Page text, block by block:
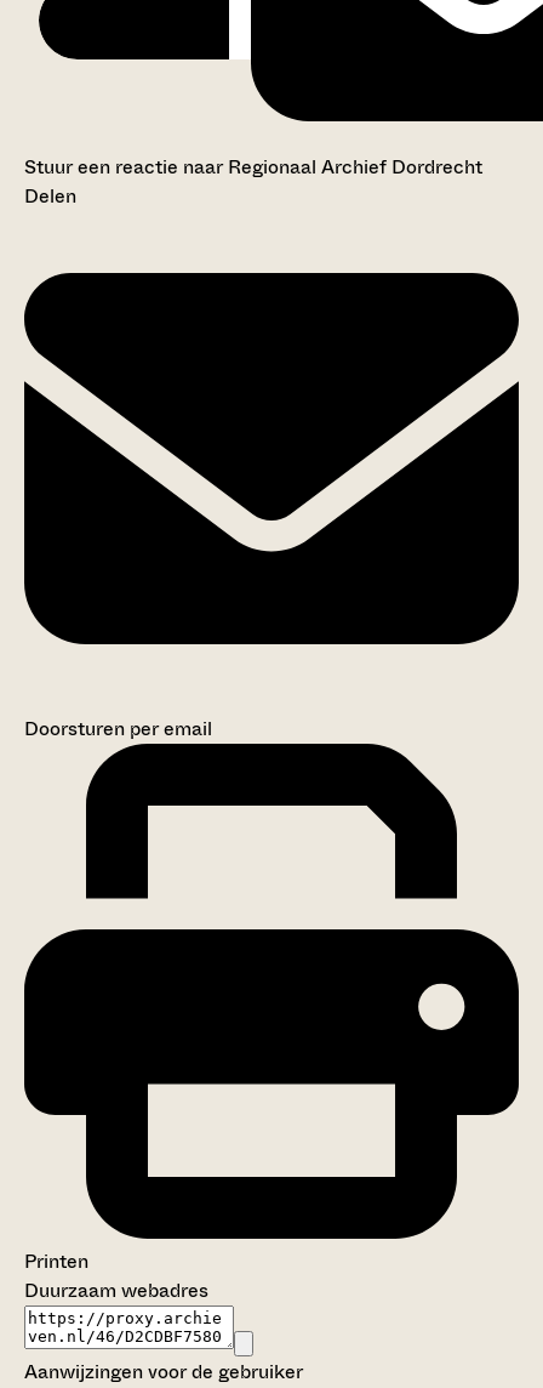
Stuur een reactie naar Regionaal Archief Dordrecht
Delen
Doorsturen per email
Printen
Duurzaam webadres
Aanwijzingen voor de gebruiker